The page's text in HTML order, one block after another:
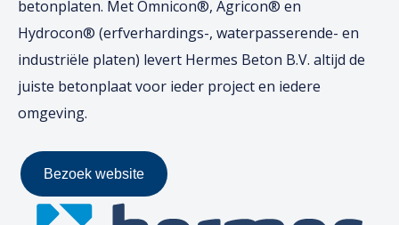
betonplaten. Met Omnicon®, Agricon® en
Hydrocon® (erfverhardings-, waterpasserende- en
industriële platen) levert Hermes Beton B.V. altijd de
juiste betonplaat voor ieder project en iedere
omgeving.
Bezoek website